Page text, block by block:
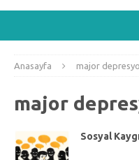
Anasayfa major
major
Sosyal